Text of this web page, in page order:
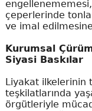
çeperlerinde
ve imal
Kurumsal
Siyasi Baskılar
Liyakat ilkelerinin
teşkilatlarında
örgütleriyle